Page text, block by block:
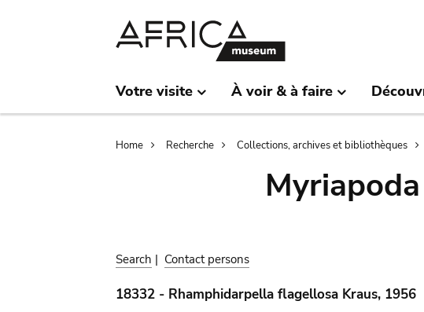
Votre visite À voir & à faire
Breadcrumb
Home Recherche Collections, archives et bibliothèques
Search | Contact persons
18332 - Rhamphidarpella flagellosa Kraus, 1956